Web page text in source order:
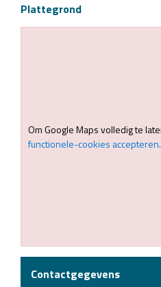
Plattegrond
Om Google Maps volledig te
functionele-cookies accepteren.
Contactgegevens